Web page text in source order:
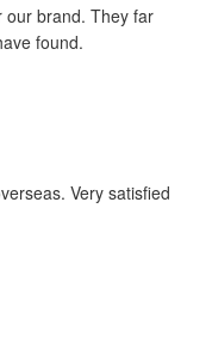
our brand. They far
found.
Very satisfied